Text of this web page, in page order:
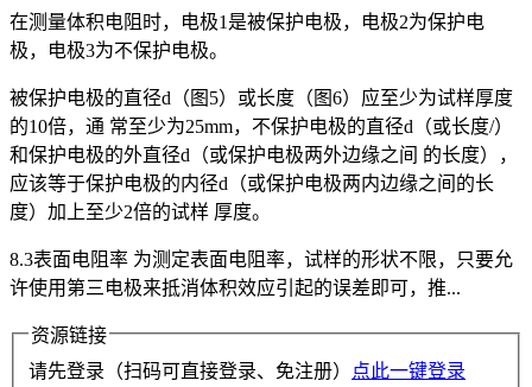
在测量体积电阻时，电极1是被保护电极，电极2为保护电
极，电极3为不保护电极。
被保护电极的直径d（图5）或长度（图6）应至少为试样厚度
的10倍，通 常至少为25mm，不保护电极的直径d（或长度/）
和保护电极的外直径d（或保护电极两外边缘之间 的长度），
应该等于保护电极的内径d（或保护电极两内边缘之间的长
度）加上至少2倍的试样 厚度。
8.3表面电阻率 为测定表面电阻率，试样的形状不限，只要允
许使用第三电极来抵消体积效应引起的误差即可，推...
资源链接
请先登录（扫码可直接登录、免注册）
点此一键登录